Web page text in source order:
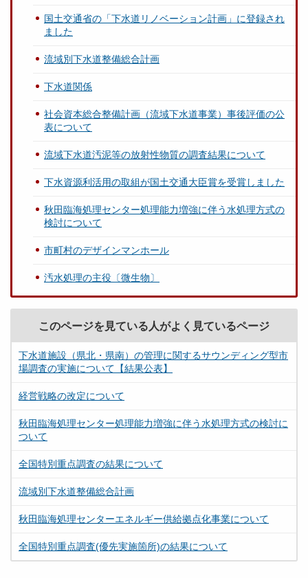
国土交通省の「下水道リノベーション計画」に登録され
ました
流域別下水道整備総合計画
下水道関係
社会資本総合整備計画（流域下水道事業）事後評価の公
表について
流域下水道汚泥等の放射性物質の調査結果について
下水資源利活用の取組が国土交通大臣賞を受賞しました
秋田臨海処理センター処理能力増強に伴う水処理方式の
検討について
市町村のデザインマンホール
汚水処理の主役〔微生物〕
このページを見ている人がよく見ているページ
下水道施設（県北・県南）の管理に関するサウンディング型市
場調査の実施について【結果公表】
経営戦略の改定について
秋田臨海処理センター処理能力増強に伴う水処理方式の検討に
ついて
全国特別重点調査の結果について
流域別下水道整備総合計画
秋田臨海処理センターエネルギー供給拠点化事業について
全国特別重点調査(優先実施箇所)の結果について